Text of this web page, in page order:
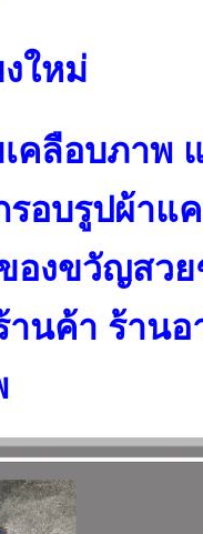
ใหม่
คลือบภาพ
อบรูปผ้าแ
องขวัญสวย
นค้า ร้านอ